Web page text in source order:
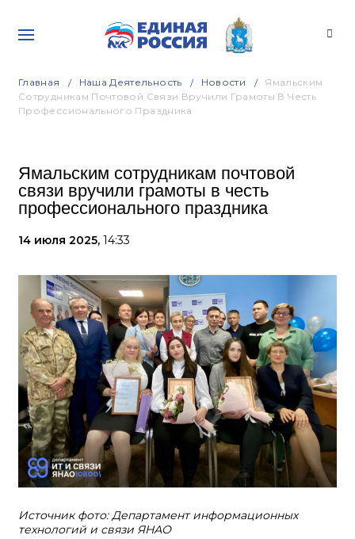
Главная Наша Деятельность Новости
Ямальским
Сотрудникам Почтовой Связи Вручили Грамоты В Честь
Профессионального Праздника
Ямальским сотрудникам почтовой
связи вручили грамоты в честь
профессионального праздника
14 июля 2025, 14:33
Источник фото: Департамент информационных
технологий и связи ЯНАО